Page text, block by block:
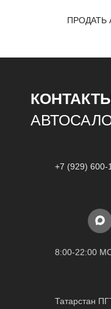
ПРОДАТЬ
+7 (929) 600-
8:00-22:00
Татарстан